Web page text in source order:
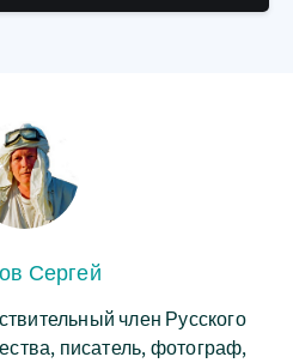
Сергей
член Русского
писатель, фотограф,